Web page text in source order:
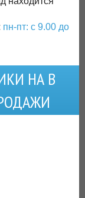
пн-пт: с 9.00 до
НА В